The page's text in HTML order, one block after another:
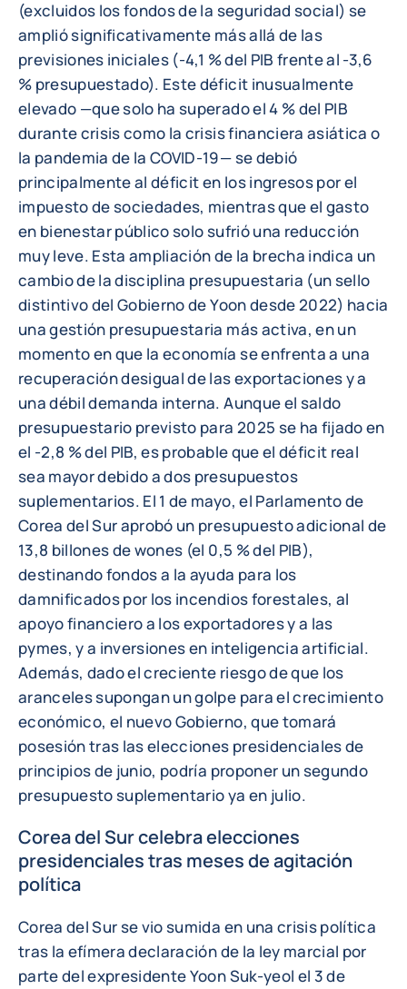
(excluidos los fondos de la seguridad social) se
amplió significativamente más allá de las
previsiones iniciales (-4,1 % del PIB frente al -3,6
% presupuestado). Este déficit inusualmente
elevado —que solo ha superado el 4 % del PIB
durante crisis como la crisis financiera asiática o
la pandemia de la COVID-19— se debió
principalmente al déficit en los ingresos por el
impuesto de sociedades, mientras que el gasto
en bienestar público solo sufrió una reducción
muy leve. Esta ampliación de la brecha indica un
cambio de la disciplina presupuestaria (un sello
distintivo del Gobierno de Yoon desde 2022) hacia
una gestión presupuestaria más activa, en un
momento en que la economía se enfrenta a una
recuperación desigual de las exportaciones y a
una débil demanda interna. Aunque el saldo
presupuestario previsto para 2025 se ha fijado en
el -2,8 % del PIB, es probable que el déficit real
sea mayor debido a dos presupuestos
suplementarios. El 1 de mayo, el Parlamento de
Corea del Sur aprobó un presupuesto adicional de
13,8 billones de wones (el 0,5 % del PIB),
destinando fondos a la ayuda para los
damnificados por los incendios forestales, al
apoyo financiero a los exportadores y a las
pymes, y a inversiones en inteligencia artificial.
Además, dado el creciente riesgo de que los
aranceles supongan un golpe para el crecimiento
económico, el nuevo Gobierno, que tomará
posesión tras las elecciones presidenciales de
principios de junio, podría proponer un segundo
presupuesto suplementario ya en julio.
Corea del Sur celebra elecciones
presidenciales tras meses de agitación
política
Corea del Sur se vio sumida en una crisis política
tras la efímera declaración de la ley marcial por
parte del expresidente Yoon Suk-yeol el 3 de